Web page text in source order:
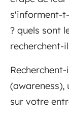
s'informent-
? quels sont
recherchent-
(awareness),
sur votre